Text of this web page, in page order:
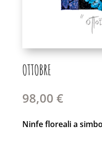
OTTOBRE
98,00 €
Ninfe floreali a